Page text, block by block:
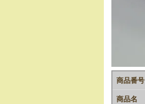
商品番号
商品名